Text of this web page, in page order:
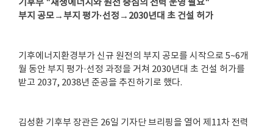
기후부 "재생에너지와 원전 중심의 전력 운영 필요"
부지 공모→부지 평가·선정→2030년대 초 건설 허가
기후에너지환경부가 신규 원전의 부지 공모를 시작으로 5~6개
월 동안 부지 평가·선정 과정을 거쳐 2030년대 초 건설 허가를
받고 2037, 2038년 준공을 추진하기로 했다.
김성환 기후부 장관은 26일 기자단 브리핑을 열어 제11차 전력